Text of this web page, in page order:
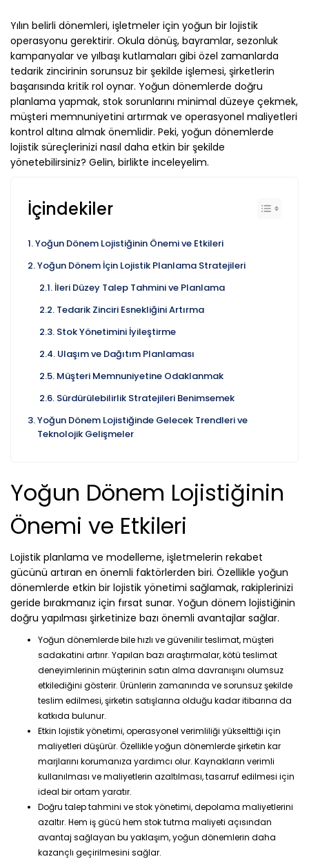
Yılın belirli dönemleri, işletmeler için yoğun bir lojistik
operasyonu gerektirir. Okula dönüş, bayramlar, sezonluk
kampanyalar ve yılbaşı kutlamaları gibi özel zamanlarda
tedarik zincirinin sorunsuz bir şekilde işlemesi, şirketlerin
başarısında kritik rol oynar. Yoğun dönemlerde doğru
planlama yapmak, stok sorunlarını minimal düzeye çekmek,
müşteri memnuniyetini artırmak ve operasyonel maliyetleri
kontrol altına almak önemlidir. Peki, yoğun dönemlerde
lojistik süreçlerinizi nasıl daha etkin bir şekilde
yönetebilirsiniz? Gelin, birlikte inceleyelim.
İçindekiler
Yoğun Dönem Lojistiğinin Önemi ve Etkileri
Yoğun Dönem İçin Lojistik Planlama Stratejileri
İleri Düzey Talep Tahmini ve Planlama
Tedarik Zinciri Esnekliğini Artırma
Stok Yönetimini İyileştirme
Ulaşım ve Dağıtım Planlaması
Müşteri Memnuniyetine Odaklanmak
Sürdürülebilirlik Stratejileri Benimsemek
Yoğun Dönem Lojistiğinde Gelecek Trendleri ve
Teknolojik Gelişmeler
Yoğun Dönem Lojistiğinin
Önemi ve Etkileri
Lojistik planlama ve modelleme, işletmelerin rekabet
gücünü artıran en önemli faktörlerden biri. Özellikle yoğun
dönemlerde etkin bir lojistik yönetimi sağlamak, rakiplerinizi
geride bırakmanız için fırsat sunar. Yoğun dönem lojistiğinin
doğru yapılması şirketinize bazı önemli avantajlar sağlar.
Yoğun dönemlerde bile hızlı ve güvenilir teslimat, müşteri
sadakatini artırır. Yapılan bazı araştırmalar, kötü teslimat
deneyimlerinin müşterinin satın alma davranışını olumsuz
etkilediğini gösterir. Ürünlerin zamanında ve sorunsuz şekilde
teslim edilmesi, şirketin satışlarına olduğu kadar itibarına da
katkıda bulunur.
Etkin lojistik yönetimi, operasyonel verimliliği yükselttiği için
maliyetleri düşürür. Özellikle yoğun dönemlerde şirketin kar
marjlarını korumanıza yardımcı olur. Kaynakların verimli
kullanılması ve maliyetlerin azaltılması, tasarruf edilmesi için
ideal bir ortam yaratır.
Doğru talep tahmini ve stok yönetimi, depolama maliyetlerini
azaltır. Hem iş gücü hem stok tutma maliyeti açısından
avantaj sağlayan bu yaklaşım, yoğun dönemlerin daha
kazançlı geçirilmesini sağlar.